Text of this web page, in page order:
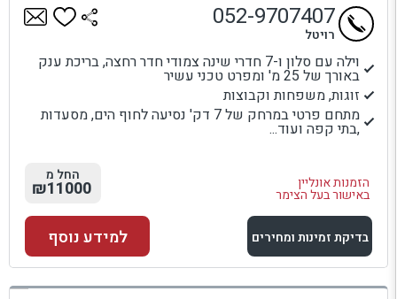
וילה עם סלון ו-7 חדרי שינה צמודי חדר רחצה, בריכת ענק
באורך של 25 מ' ומפרט טכני עשיר
זוגות, משפחות וקבוצות
מתחם פרטי במרחק של 7 דק' נסיעה לחוף הים, מסעדות
,בתי קפה ועוד...
הזמנות אונליין
באישור בעל הצימר
052-9707407
רויטל
החל מ
₪11000
בדיקת זמינות ומחירים
למתחם זה
למידע נוסף